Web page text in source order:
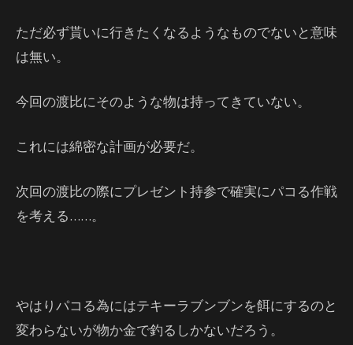
ただ必ず貰いに行きたくなるようなものでないと意味
は無い。
今回の渡比にそのような物は持ってきていない。
これには綿密な計画が必要だ。
次回の渡比の際にプレゼント持参で確実にパコる作戦
を考える……。
やはりパコる為にはテキーラブンブンを餌にするのと
変わらないが物か金で釣るしかないだろう。